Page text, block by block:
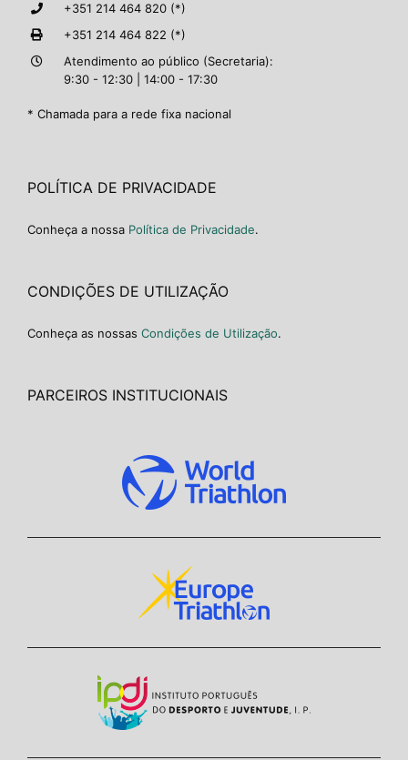
+351 214 464 820 (*)
+351 214 464 822 (*)
Atendimento ao público (Secretaria):
9:30 - 12:30 | 14:00 - 17:30
* Chamada para a rede fixa nacional
POLÍTICA DE PRIVACIDADE
Conheça a nossa Política de Privacidade.
CONDIÇÕES DE UTILIZAÇÃO
Conheça as nossas Condições de Utilização.
PARCEIROS INSTITUCIONAIS